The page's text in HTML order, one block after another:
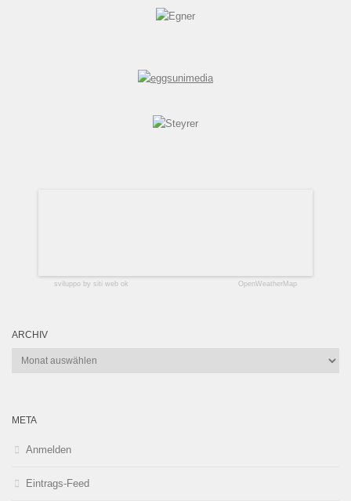
sviluppo by siti web ok OpenWeatherMap
ARCHIV
Archiv
META
Anmelden
Eintrags-Feed